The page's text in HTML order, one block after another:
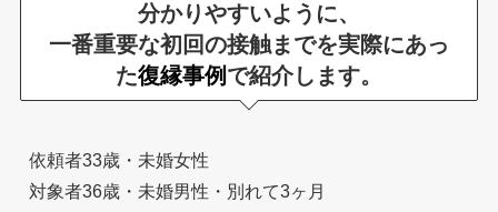
分かりやすいように、
一番重要な初回の接触までを実際にあっ
た復縁事例で紹介します。
依頼者33歳・未婚女性
対象者36歳・未婚男性・別れて3ヶ月